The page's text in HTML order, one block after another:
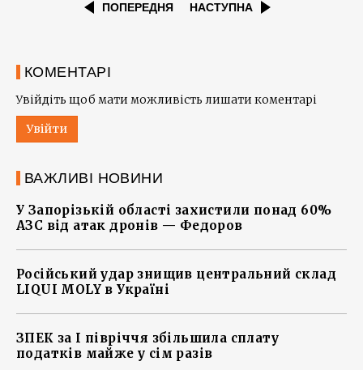
ПОПЕРЕДНЯ НАСТУПНА
КОМЕНТАРІ
Увійдіть щоб мати можливість лишати коментарі
Увійти
ВАЖЛИВІ НОВИНИ
У Запорізькій області захистили понад 60%
АЗС від атак дронів — Федоров
Російський удар знищив центральний склад
LIQUI MOLY в Україні
ЗПЕК за І півріччя збільшила сплату
податків майже у сім разів